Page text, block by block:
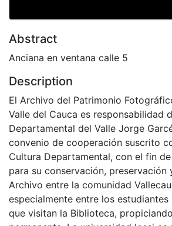
Abstract
Anciana en ventana calle 5
Description
El Archivo del Patrimonio
Valle del Cauca es responsabilidad
Departamental del Valle Jorge
convenio de cooperación suscrito
Cultura Departamental, con el fin
para su conservación, preservación
Archivo entre la comunidad
especialmente entre los
que visitan la Biblioteca,